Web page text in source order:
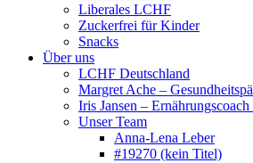
Liberales LCHF
Zuckerfrei für Kinder
Snacks
Über uns
LCHF Deutschland
Margret Ache –
Iris Jansen –
Unser Team
Anna-Lena Leber
#19270 (kein Titel)